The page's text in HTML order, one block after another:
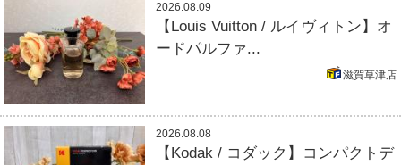
2026.08.09
【Louis Vuitton / ルイヴィトン】オ
ードパルファ...
滋賀草津店
2026.08.08
【Kodak / コダック】コンパクトデ